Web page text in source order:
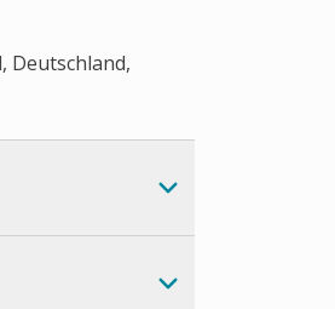
Deutschland,